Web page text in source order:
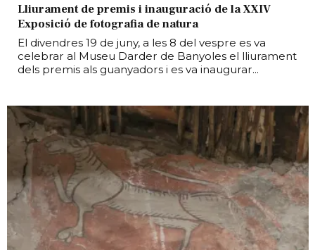
Lliurament de premis i inauguració de la XXIV
Exposició de fotografia de natura
El divendres 19 de juny, a les 8 del vespre es va
celebrar al Museu Darder de Banyoles el lliurament
dels premis als guanyadors i es va inaugurar...